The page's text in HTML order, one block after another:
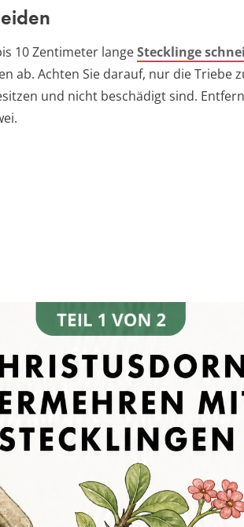
10 Zentimeter langeStecklinge
ab. Achten Sie darauf, nur die Triebe
und nicht beschädigt sind.